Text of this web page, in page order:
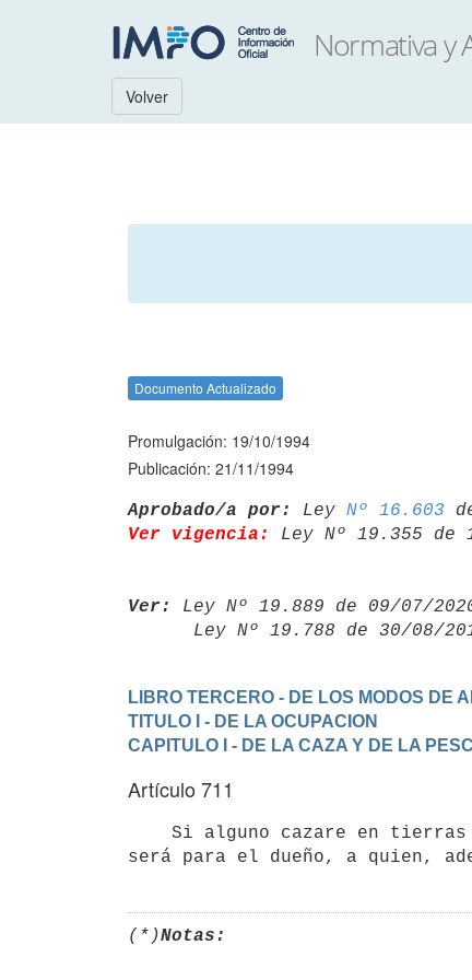
Volver
Documento Actualizado
Promulgación: 19/10/1994
Publicación: 21/11/1994
Aprobado/a por: Ley Nº 16.603
Ver vigencia:
Ley Nº 19.355
Ver: Ley Nº 19.889 de 09/07/
Ley Nº 19.788 de 30/08/
LIBRO TERCERO - DE LOS MODOS DE
TITULO I - DE LA OCUPACION
CAPITULO I - DE LA CAZA Y DE LA
Artículo 711
(*)Notas: